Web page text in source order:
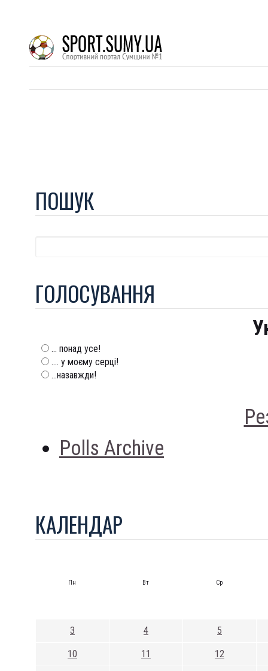
ПОШУК
ГОЛОСУВАННЯ
... понад усе!
.... у моєму серці!
...назавжди!
Polls Archive
КАЛЕНДАР
Пн Вт Ср
3 4 5
10 11 12